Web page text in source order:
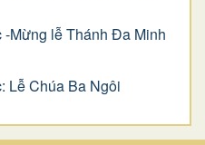
-Mừng lễ Thánh Đa Minh
Lễ Chúa Ba Ngôi